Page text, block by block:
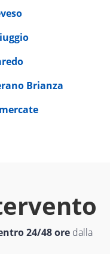
Brianza
24/48 ore dalla